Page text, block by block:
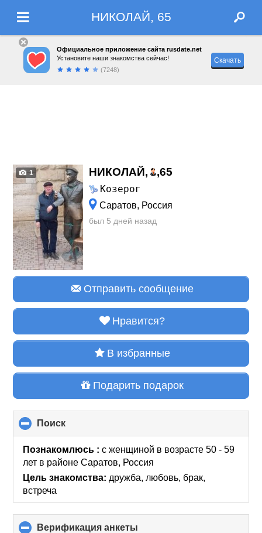
НИКОЛАЙ, 65
Официальное приложение сайта rusdate.net
Установите наши знакомства сейчас!
(7248)
Скачать
1 НИКОЛАЙ, ,65
Козерог
Саратов, Россия
был 5 дней назад
Отправить сообщение
Нравится?
В избранные
Подарить подарок
Поиск
to
collapse
contents
Познакомлюсь :с женщиной в возрасте 50 - 59
лет в районе Саратов, Россия
Цель знакомства: дружба, любовь, брак,
встреча
Верификация анкеты